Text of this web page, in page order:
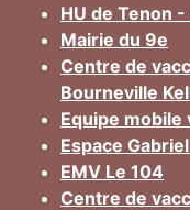
HU de Tenon
Mairie du 9e
Centre de
Bourneville
Equipe mobile
Espace
EMV Le 104
Centre de